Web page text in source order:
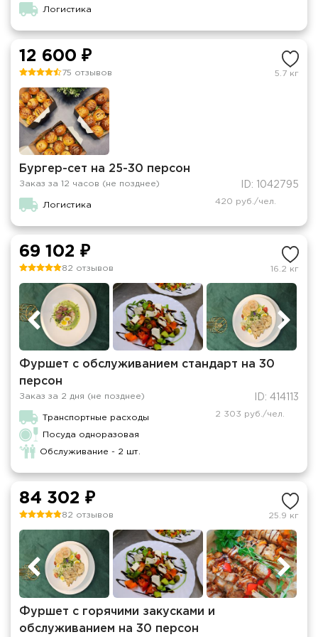
Логистика
12 600 ₽
75 отзывов 5.7 кг
Бургер-сет на 25-30 персон
Заказ за 12 часов (не позднее) ID: 1042795
Логистика 420 руб./чел.
69 102 ₽
82 отзывов 16.2 кг
Фуршет с обслуживанием стандарт на 30
персон
Заказ за 2 дня (не позднее) ID: 414113
Транспортные расходы
Посуда одноразовая
Обслуживание - 2 шт.
2 303 руб./чел.
84 302 ₽
82 отзывов 25.9 кг
Фуршет с горячими закусками и
обслуживанием на 30 персон